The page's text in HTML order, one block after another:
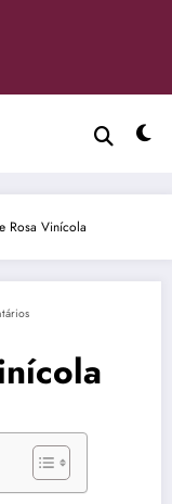
Rosa Vinícola